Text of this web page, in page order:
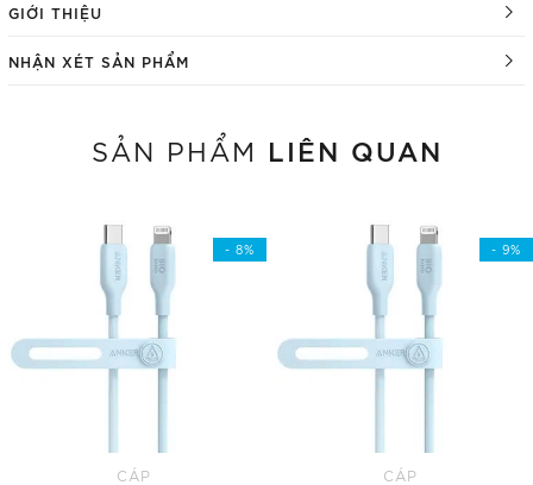
GIỚI THIỆU
NHẬN XÉT SẢN PHẨM
SẢN PHẨM LIÊN QUAN
- 8%
CÁP
- 9%
CÁP